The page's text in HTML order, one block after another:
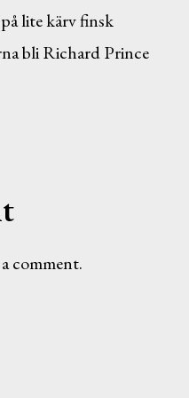
lite kärv finsk
bli Richard Prince
comment.